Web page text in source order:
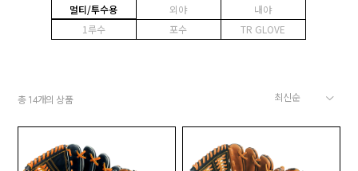
멀티/투수용 외야
내야
1루수
포수 TR GLOVE
총14개의 상품